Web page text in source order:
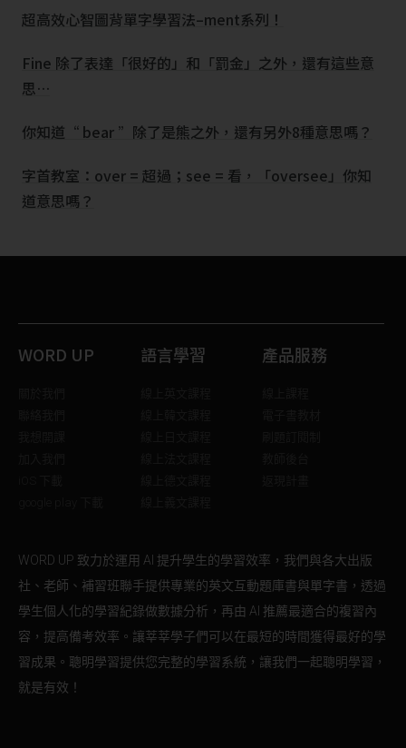
超高效心智圖背單字學習法–ment系列！
Fine 除了表達「很好的」和「罰金」之外，還有這些意
思…
你知道“ bear ”除了是熊之外，還有另外8種意思嗎？
字首教室：over = 超過；see = 看，「oversee」你知
道意思嗎？
WORD UP 語言學習 產品服務
WORD UP 致力於運用 AI 提升學生的學習效率，我們與各大出版
社、老師、補習班聯手提供專業的英文互動題庫書與單字書，透過
學生個人化的學習紀錄做數據分析，再由 AI 推薦最適合的複習內
容，提高備考效率。讓莘莘學子們可以在最短的時間獲得最好的學
習成果。聰明學習提供您完整的學習系統，讓我們一起聰明學習，
就是有效！